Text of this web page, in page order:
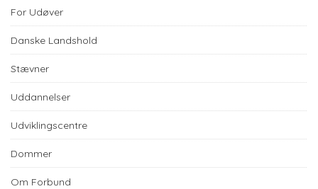
For Udøver
Danske Landshold
Stævner
Uddannelser
Udviklingscentre
Dommer
Om Forbund